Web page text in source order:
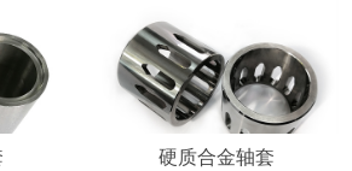
硬质合金轴套